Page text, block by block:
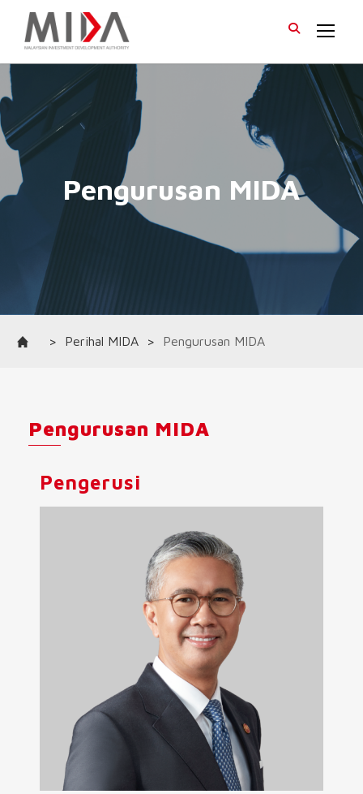
> Perihal MIDA > Pengurusan MIDA
Pengurusan MIDA
Pengerusi